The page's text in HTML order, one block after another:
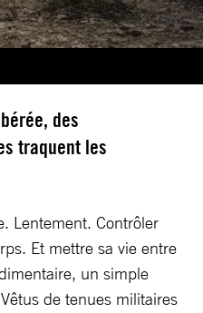
des
traquent les
Lentement. Contrôler
Et mettre sa vie entre
un simple
de tenues militaires